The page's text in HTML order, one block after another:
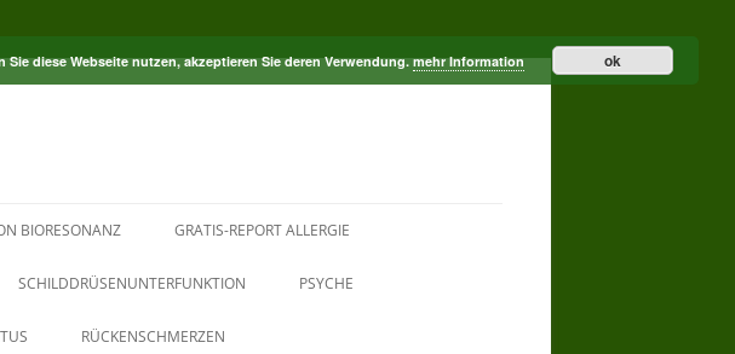
BIORESONANZ GRATIS-REPORT ALLERGIE
SCHILDDRÜSENUNTERFUNKTION PSYCHE
RÜCKENSCHMERZEN
Sie diese Webseite nutzen, akzeptieren Sie deren Verwendung.mehr Information ok